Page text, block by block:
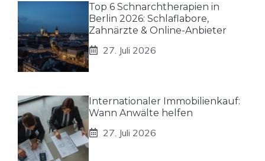
Top 6 Schnarchtherapien in
Berlin 2026: Schlaflabore,
Zahnärzte & Online-Anbieter
27. Juli 2026
Internationaler Immobilienkauf:
Wann Anwälte helfen
27. Juli 2026